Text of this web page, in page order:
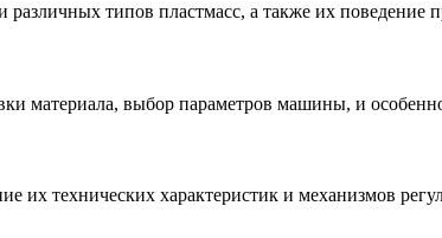
типов пластмасс, а также их поведение
материала, выбор параметров машины, и
их технических характеристик и механизмов